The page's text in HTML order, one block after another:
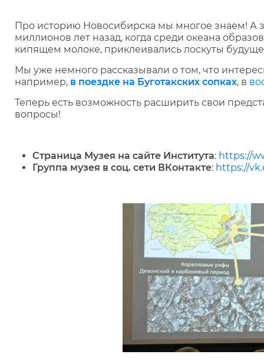
Про историю Новосибирска мы многое знаем! А
миллионов лет назад, когда среди океана
кипящем молоке, приклеивались лоскуты
Мы уже немного рассказывали о том, что
например, в поездке на Буготакских сопках, в
Теперь есть возможность расширить свои
вопросы!
Страница Музея на сайте Института: https://
Группа музея в соц. сети ВКонтакте: https://